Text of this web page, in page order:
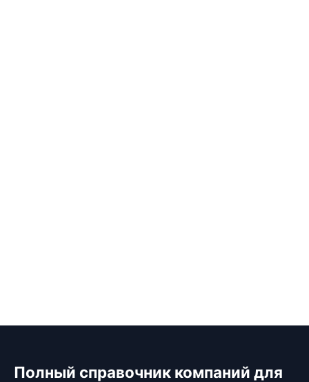
Полный справочник компаний для